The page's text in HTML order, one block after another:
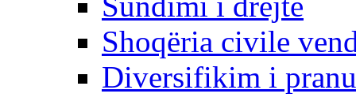
Shoqëria civile
Diversifikim i